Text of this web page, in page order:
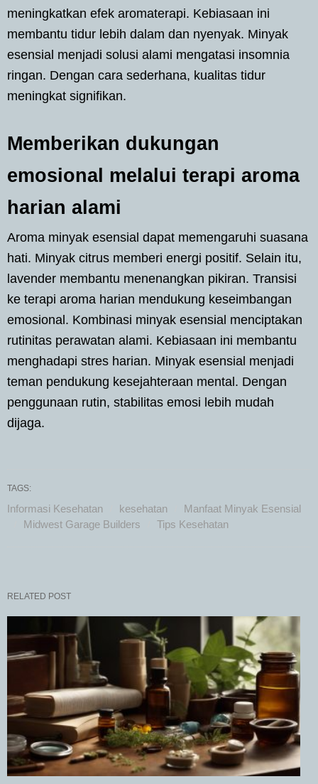
meningkatkan efek aromaterapi. Kebiasaan ini
membantu tidur lebih dalam dan nyenyak. Minyak
esensial menjadi solusi alami mengatasi insomnia
ringan. Dengan cara sederhana, kualitas tidur
meningkat signifikan.
Memberikan dukungan
emosional melalui terapi aroma
harian alami
Aroma minyak esensial dapat memengaruhi suasana
hati. Minyak citrus memberi energi positif. Selain itu,
lavender membantu menenangkan pikiran. Transisi
ke terapi aroma harian mendukung keseimbangan
emosional. Kombinasi minyak esensial menciptakan
rutinitas perawatan alami. Kebiasaan ini membantu
menghadapi stres harian. Minyak esensial menjadi
teman pendukung kesejahteraan mental. Dengan
penggunaan rutin, stabilitas emosi lebih mudah
dijaga.
TAGS:
Informasi Kesehatan kesehatan
Manfaat Minyak Esensial
Midwest Garage Builders
Tips Kesehatan
RELATED POST